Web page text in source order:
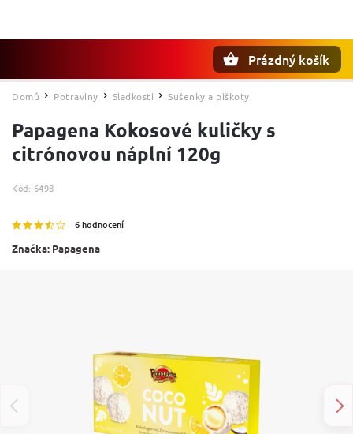
Prázdný košík
Domů / Potraviny / Sladkosti / Sušenky a piškoty
Papagena Kokosové kuličky s
citrónovou náplní 120g
Kód: 6498
6 hodnocení
Značka: Papagena